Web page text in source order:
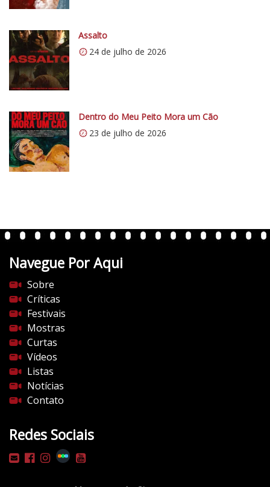
/
0
w
p
.
c
o
m
/
v
n
e
s
d
o
c
i
n
e
m
a
c
o
m
Assalto
24 de julho de 2026
Dentro do Meu Peito Mora um Cão
23 de julho de 2026
Navegue Por Aqui
Sobre
Críticas
Festivais
Mostras
Curtas
Vídeos
Listas
Notícias
Contato
Redes Sociais